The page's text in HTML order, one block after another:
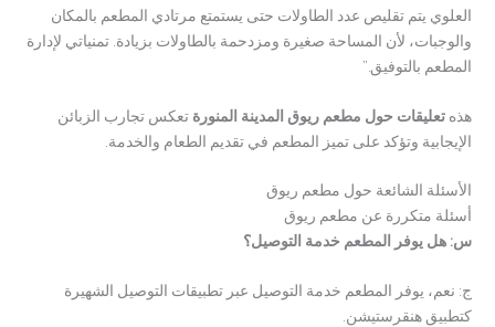
العلوي يتم تقليص عدد الطاولات حتى يستمتع مرتادي المطعم بالمكان
والوجبات، لأن المساحة صغيرة ومزدحمة بالطاولات بزيادة. تمنياتي لإدارة
المطعم بالتوفيق.”
هذهتعليقات حول مطعم ريوق المدينة المنورة تعكس تجارب الزبائن
الإيجابية وتؤكد على تميز المطعم في تقديم الطعام والخدمة.
الأسئلة الشائعة حول مطعم ريوق
أسئلة متكررة عن مطعم ريوق
س: هل يوفر المطعم خدمة التوصيل؟
ج: نعم، يوفر المطعم خدمة التوصيل عبر تطبيقات التوصيل الشهيرة
كتطبيق هنقرستيشن.